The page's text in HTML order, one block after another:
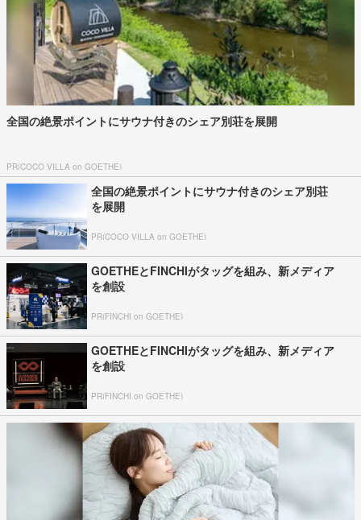
全国の絶景ポイントにサウナ付きのシェア別荘を展開
PR(COCO VILLA on GOETHE)
全国の絶景ポイントにサウナ付きのシェア別荘
を展開
PR(COCO VILLA on GOETHE)
GOETHEとFINCHIがタッグを組み、新メディア
を創設
PR(FINCHI on GOETHE)
GOETHEとFINCHIがタッグを組み、新メディア
を創設
PR(FINCHI on GOETHE)